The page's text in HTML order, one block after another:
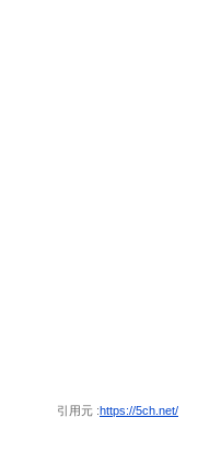
引用元 :https://5ch.net/